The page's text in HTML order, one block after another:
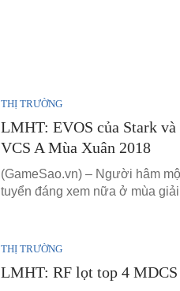
THỊ TRƯỜNG
LMHT: EVOS của Stark
VCS A Mùa Xuân 2018
(GameSao.vn) – Người hâm
tuyển đáng xem nữa ở mùa
THỊ TRƯỜNG
LMHT: RF lọt top 4